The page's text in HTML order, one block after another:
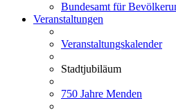
Bundesamt für
Veranstaltungen
Veranstaltungskalender
Stadtjubiläum
750 Jahre Menden